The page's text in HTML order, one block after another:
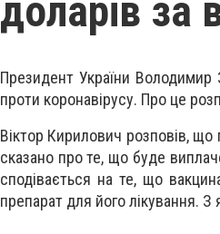
доларів за
Президент України Володимир
проти коронавірусу. Про це
Віктор Кирилович розповів, що
сказано про те, що буде
сподівається на те, що
препарат для його лікування. З